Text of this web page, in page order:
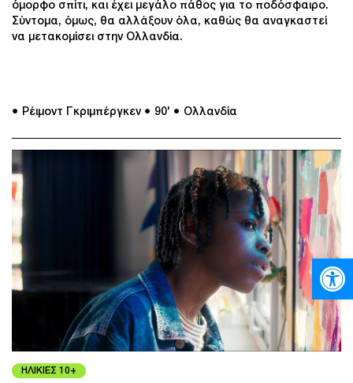
όμορφο σπίτι, και έχει μεγάλο πάθος για το ποδόσφαιρο.
Σύντομα, όμως, θα αλλάξουν όλα, καθώς θα αναγκαστεί
να μετακομίσει στην Ολλανδία.
● Ρέιμοντ Γκριμπέργκεν ● 90' ● Ολλανδία
ΗΛΙΚΙΕΣ 10+